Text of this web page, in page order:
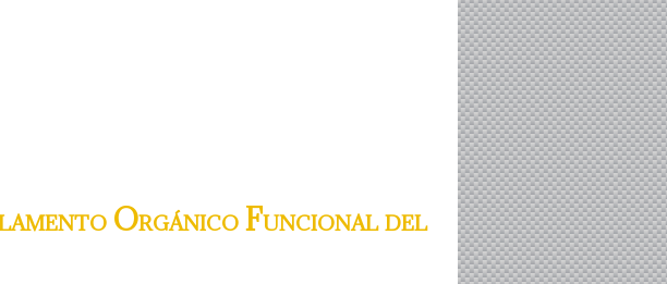
Orgánico Funcional del